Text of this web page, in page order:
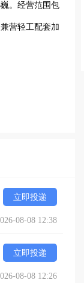
。经营范围包
营轻工配套加
立即投递
08-08 12:38
立即投递
08-08 12:26